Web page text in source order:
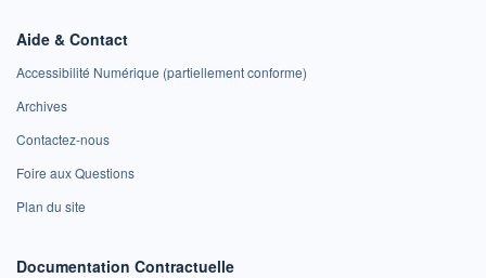
Aide & Contact
Accessibilité Numérique (partiellement conforme)
Archives
Contactez-nous
Foire aux Questions
Plan du site
Documentation Contractuelle